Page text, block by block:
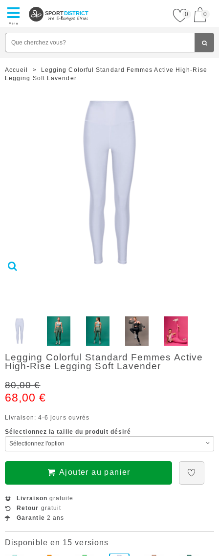
Menu
SPORTDISTRICT 0 0
Accueil >
Legging Colorful Standard Femmes Active High-Rise
Legging Soft Lavender
Legging Colorful Standard Femmes Active
High-Rise Legging Soft Lavender
80,00 €
68,00 €
Livraison: 4-6 jours ouvrés
Sélectionnez la taille du produit désiré
Ajouter au panier
Livraison gratuite
Retour gratuit
Garantie 2 ans
Disponible en 15 versions